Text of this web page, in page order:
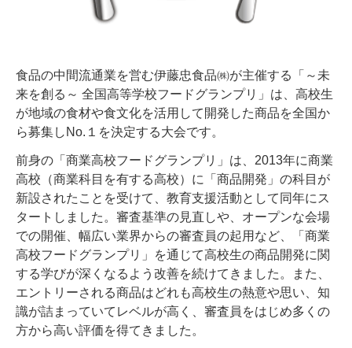
食品の中間流通業を営む伊藤忠食品㈱が主催する「～未
来を創る～ 全国高等学校フードグランプリ」は、高校生
が地域の食材や食文化を活用して開発した商品を全国か
ら募集しNo.１を決定する大会です。
前身の「商業高校フードグランプリ」は、2013年に商業
高校（商業科目を有する高校）に「商品開発」の科目が
新設されたことを受けて、教育支援活動として同年にス
タートしました。審査基準の見直しや、オープンな会場
での開催、幅広い業界からの審査員の起用など、「商業
高校フードグランプリ」を通じて高校生の商品開発に関
する学びが深くなるよう改善を続けてきました。また、
エントリーされる商品はどれも高校生の熱意や思い、知
識が詰まっていてレベルが高く、審査員をはじめ多くの
方から高い評価を得てきました。